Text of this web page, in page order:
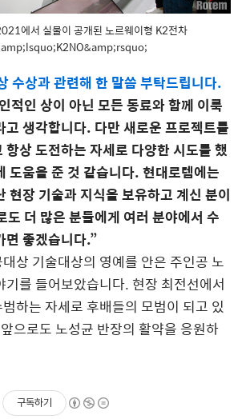
에서 실물이 공개된 노르웨이형 K2전차
수상과 관련해 한 말씀 부탁드립니다.
적인 상이 아닌 모든 동료와 함께 이룩
고 생각합니다. 다만 새로운 프로젝트를
항상 도전하는 자세로 다양한 시도를 했
도움을 준 것 같습니다. 현대로템에는
현장 기술과 지식을 보유하고 계신 분이
도 더 많은 분들에게 여러 분야에서 수
면 좋겠습니다.”
상 기술대상의 영예를 안은 주인공 노
기를 들어보았습니다. 현장 최전선에서
하는 자세로 후배들의 모범이 되고 있
으로도 노성균 반장의 활약을 응원하
구독하기